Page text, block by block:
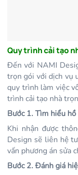
Quy trình cải tạo
Đến với NAMI
trọn gói với dịch vụ
quy trình làm việc
trình cải tạo nhà
Bước 1. Tìm hiểu
Khi nhận được
Design sẽ liên hệ
vấn phương án sửa
Bước 2. Đánh giá